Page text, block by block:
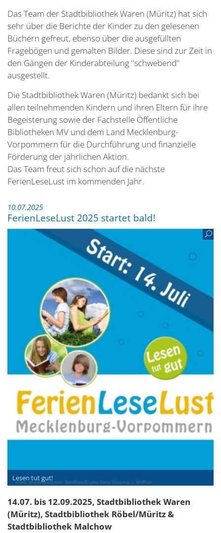
Das Team der Stadtbibliothek Waren (Müritz) hat sich
sehr über die Berichte der Kinder zu den gelesenen
Büchern gefreut, ebenso über die ausgefüllten
Fragebögen und gemalten Bilder. Diese sind zur Zeit in
den Gängen der Kinderabteilung "schwebend"
ausgestellt.
Die Stadtbibliothek Waren (Müritz) bedankt sich bei
allen teilnehmenden Kindern und ihren Eltern für ihre
Begeisterung sowie der Fachstelle Öffentliche
Bibliotheken MV und dem Land Mecklenburg-
Vorpommern für die Durchführung und finanzielle
Förderung der jährlichen Aktion.
Das Team freut sich schon auf die nächste
FerienLeseLust im kommenden Jahr.
10.07.2025
FerienLeseLust 2025 startet bald!
Lesen tut gut!
14.07. bis 12.09.2025, Stadtbibliothek Waren
(Müritz), Stadtbibliothek Röbel/Müritz &
Stadtbibliothek Malchow